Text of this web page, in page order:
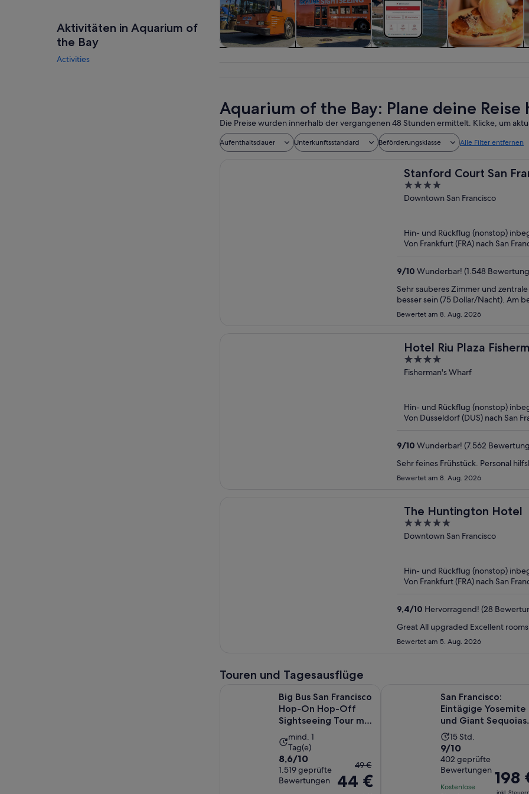
Aktivitäten in Aquarium of
the Bay
Activities
Aquarium of the Bay: Plane deine Reise
Die Preise wurden innerhalb der vergangenen 48 Stunden ermittelt. Klicke, um
Aufenthaltsdauer Unterkunftsstandard Beförderungsklasse Alle Filter entfernen
Stanford Court San
4
out
Downtown San Francisco
Hin- und Rückflug (nonstop)
Von Frankfurt (FRA) nach San
9/10 Wunderbar! (1.548
Sehr sauberes Zimmer und
besser sein (75 Dollar/Nacht). Am
Bewertet am 8. Aug. 2026
Hotel Riu Plaza
4
out
Fisherman's Wharf
Hin- und Rückflug (nonstop)
Von Düsseldorf (DUS) nach San
9/10 Wunderbar! (7.562
Sehr feines Frühstück. Personal
Bewertet am 8. Aug. 2026
The Huntington Hotel
5
out
Downtown San Francisco
Hin- und Rückflug (nonstop)
Von Frankfurt (FRA) nach San
9,4/10 Hervorragend! (28
Bewertet am 5. Aug. 2026
Touren und Tagesausflüge
Big Bus San Francisco
Hop-On Hop-Off
Sightseeing Tour mit
dem Open-Top-Bus
Die
Aktivität
dauert
1 Tag
mind. 1
Tag(e)
8.6
von
10,
8,6/10
1.519 geprüfte
Bewertungen
Der
vorherige
Preis
49 €
44 €
San Francisco:
Eintägige Yosemite
und Giant Sequoias
Tour
Die
Aktivität
dauert
15
Stunden
15 Std.
9.0
von
10,
basierend
9/10
402 geprüfte
Bewertungen
Kostenlose
Der
Preis
198
inkl.